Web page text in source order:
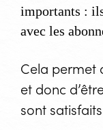
importants :
avec les
Cela permet
et donc
sont